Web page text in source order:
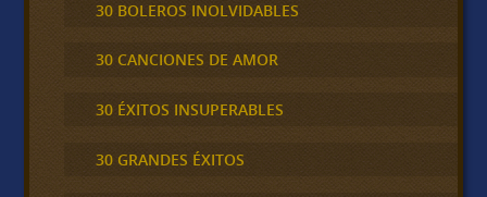
30 BOLEROS INOLVIDABLES
30 CANCIONES DE AMOR
30 ÉXITOS INSUPERABLES
30 GRANDES ÉXITOS